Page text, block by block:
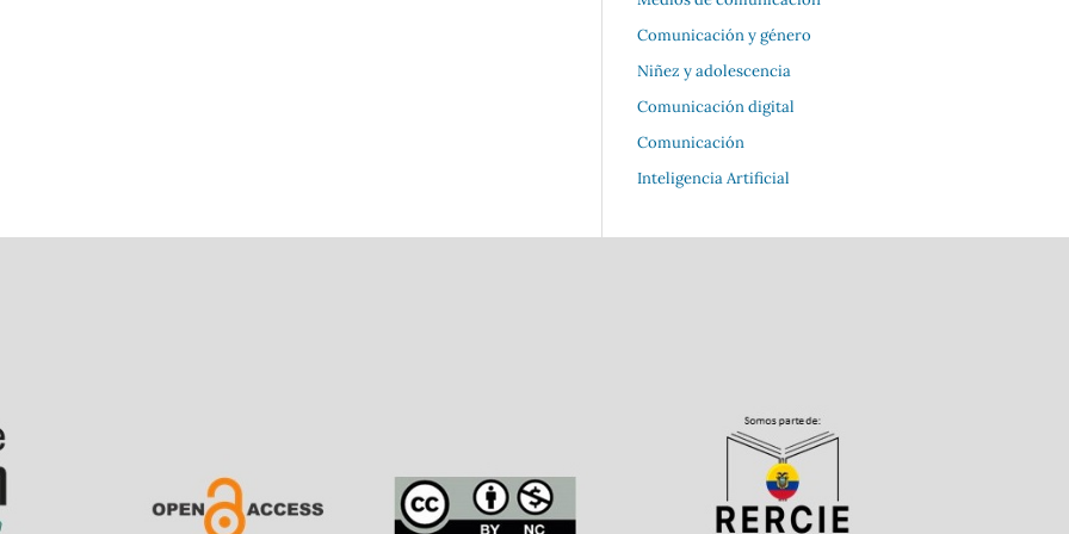
Comunicación y género
Niñez y adolescencia
Comunicación digital
Comunicación
Inteligencia Artificial